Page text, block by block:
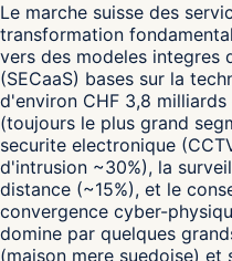
Le marche suisse des
transformation
vers des modeles integres
(SECaaS) bases sur la
d'environ CHF 3,8
(toujours le plus grand
securite electronique
d'intrusion ~30%), la
distance (~15%), et le
convergence cyber-
domine par quelques
(maison mere suedoise)